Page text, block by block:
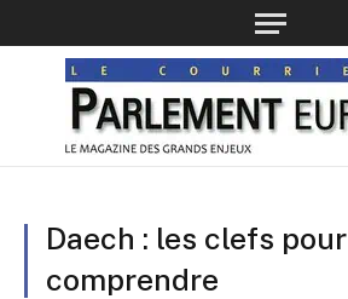
Daech : les clefs pour
comprendre